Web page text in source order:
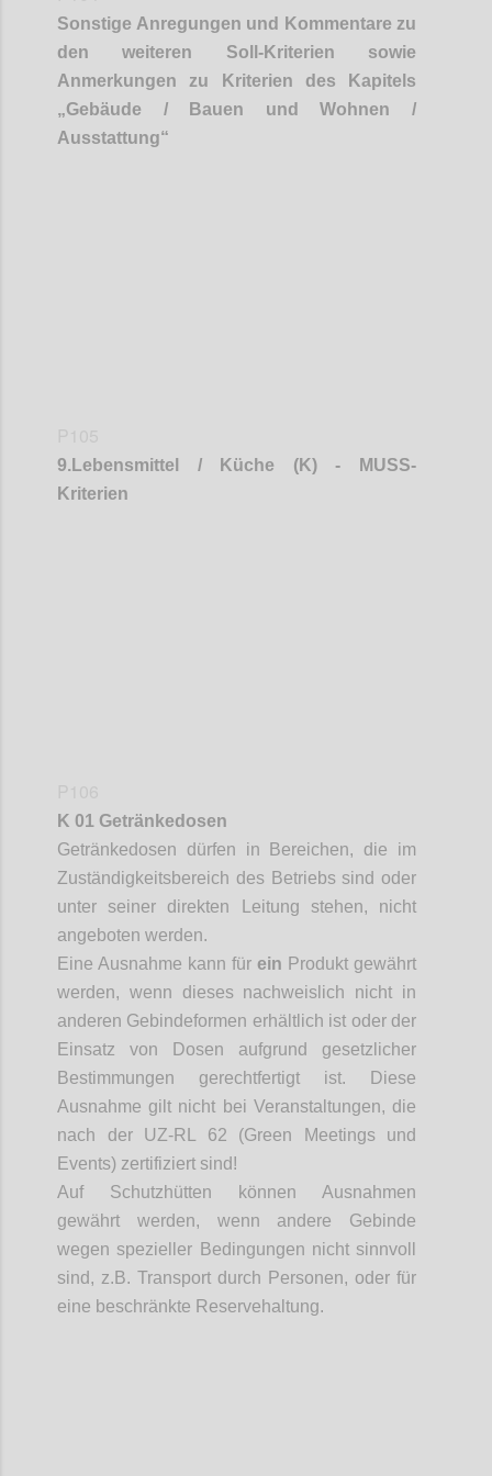
Sonstige Anregungen und Kommentare zu
den weiteren Soll-Kriterien sowie
Anmerkungen zu Kriterien des Kapitels
„Gebäude / Bauen und Wohnen /
Ausstattung“
9.Lebensmittel / Küche (K) - MUSS-
Kriterien
K 01 Getränkedosen
Getränkedosen dürfen in Bereichen, die im
Zuständigkeitsbereich des Betriebs sind oder
unter seiner direkten Leitung stehen, nicht
angeboten werden.
Eine Ausnahme kann für ein Produkt gewährt
werden, wenn dieses nachweislich nicht in
anderen Gebindeformen erhältlich ist oder der
Einsatz von Dosen aufgrund gesetzlicher
Bestimmungen gerechtfertigt ist. Diese
Ausnahme gilt nicht bei Veranstaltungen, die
nach der UZ-RL 62 (Green Meetings und
Events) zertifiziert sind!
Auf Schutzhütten können Ausnahmen
gewährt werden, wenn andere Gebinde
wegen spezieller Bedingungen nicht sinnvoll
sind, z.B. Transport durch Personen, oder für
eine beschränkte Reservehaltung.